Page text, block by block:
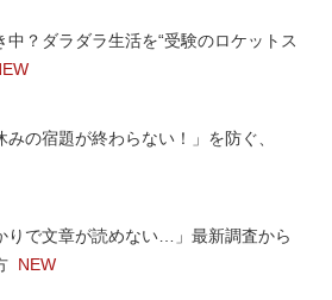
中？ダラダラ生活を“受験のロケットス
の宿題が終わらない！」を防ぐ、
りで文章が読めない…」最新調査から
NEW